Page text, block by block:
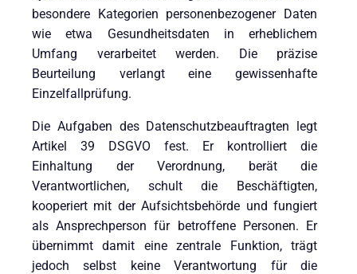
besondere Kategorien personenbezogener Daten
wie etwa Gesundheitsdaten in erheblichem
Umfang verarbeitet werden. Die präzise
Beurteilung verlangt eine gewissenhafte
Einzelfallprüfung.
Die Aufgaben des Datenschutzbeauftragten legt
Artikel 39 DSGVO fest. Er kontrolliert die
Einhaltung der Verordnung, berät die
Verantwortlichen, schult die Beschäftigten,
kooperiert mit der Aufsichtsbehörde und fungiert
als Ansprechperson für betroffene Personen. Er
übernimmt damit eine zentrale Funktion, trägt
jedoch selbst keine Verantwortung für die